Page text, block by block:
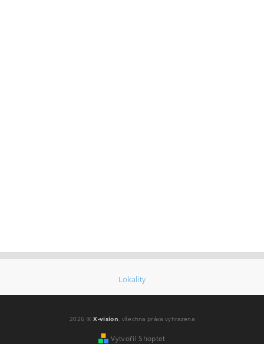
Lokality
2026 ©X-vision, všechna práva vyhrazena
Vytvořil Shoptet